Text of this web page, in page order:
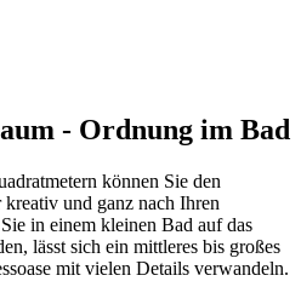
- Ordnung im Bad
können Sie den
und ganz nach Ihren
in einem kleinen Bad auf das
lässt sich ein mittleres bis großes
mit vielen Details verwandeln.